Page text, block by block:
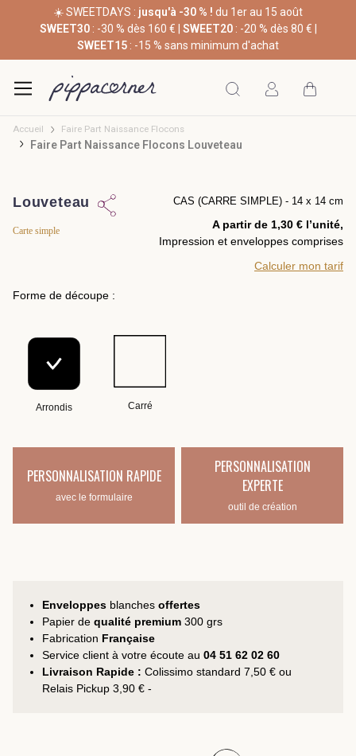
☀️ SWEETDAYS : jusqu'à -30 % ! du 1er au 15 août
SWEET30: -30 % dès 160 € | SWEET20: -20 % dès 80 € |
SWEET15 : -15 % sans minimum d'achat
Accueil Faire Part Naissance Flocons
Faire Part Naissance Flocons Louveteau
Louveteau
Carte simple
CAS (CARRE SIMPLE) - 14 x 14 cm
A partir de 1,30 € l’unité,
Impression et enveloppes comprises
Calculer mon tarif
Forme de découpe :
Arrondis Carré
PERSONNALISATION RAPIDE
avec le formulaire
PERSONNALISATION
EXPERTE
outil de création
Enveloppes blanches offertes
Papier de qualité premium 300 grs
Fabrication Française
Service client à votre écoute au 04 51 62 02 60
Livraison Rapide : Colissimo standard 7,50 € ou
Relais Pickup 3,90 € -